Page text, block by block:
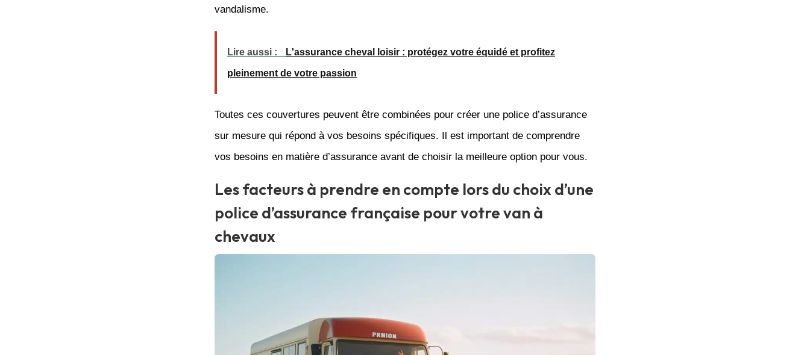
vandalisme.
Lire aussi : L'assurance cheval loisir : protégez votre équidé et profitez
pleinement de votre passion
Toutes ces couvertures peuvent être combinées pour créer une police d’assurance
sur mesure qui répond à vos besoins spécifiques. Il est important de comprendre
vos besoins en matière d’assurance avant de choisir la meilleure option pour vous.
Les facteurs à prendre en compte lors du choix d’une
police d’assurance française pour votre van à
chevaux